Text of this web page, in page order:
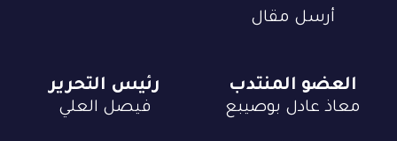
أرسل مقال
العضو المنتدب
معاذ عادل بوصيبع
رئيس التحرير
فيصل العلي